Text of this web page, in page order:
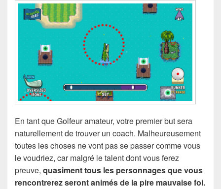
En tant que Golfeur amateur, votre premier but sera
naturellement de trouver un coach. Malheureusement
toutes les choses ne vont pas se passer comme vous
le voudriez, car malgré le talent dont vous ferez
preuve, quasiment tous les personnages que vous
rencontrerez seront animés de la pire mauvaise foi.